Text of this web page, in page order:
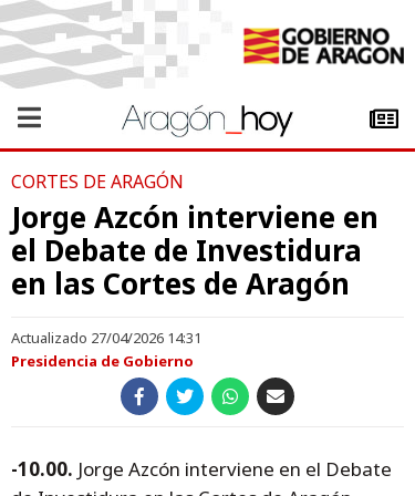
CORTES DE ARAGÓN
Jorge Azcón interviene en
el Debate de Investidura
en las Cortes de Aragón
Actualizado 27/04/2026 14:31
Presidencia de Gobierno
-10.00. Jorge Azcón interviene en el Debate